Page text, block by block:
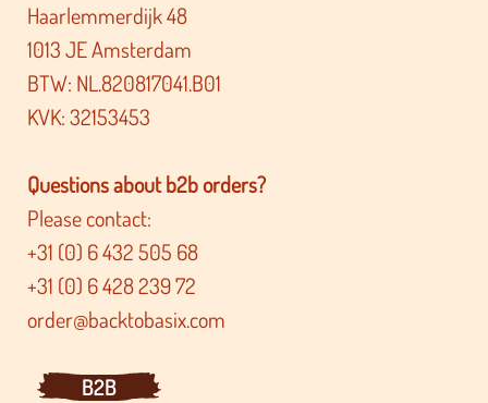
Haarlemmerdijk 48
1013 JE Amsterdam
BTW: NL.820817041.B01
KVK: 32153453
Questions about b2b orders?
Please contact:
+31 (0) 6 432 505 68
+31 (0) 6 428 239 72
order@backtobasix.com
B2B